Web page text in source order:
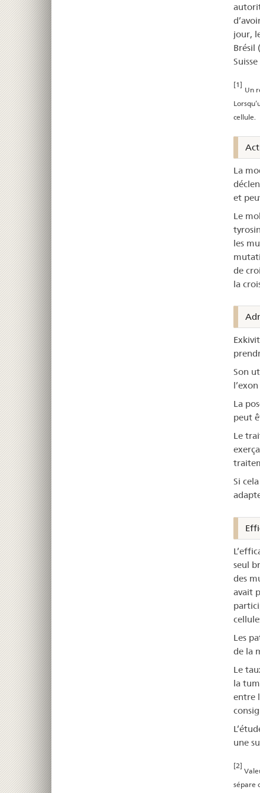
jour,
Brésil
[1]
Un
cellule.
La
et
Le
les
de
la
Son
La
peut
Le
Si
seul
des
avait
Les
de la
Le
la
entre
une
[2]
sépare